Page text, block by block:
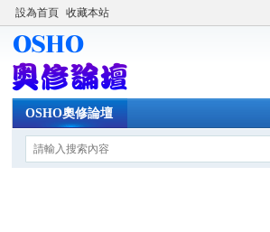
設為首頁 收藏本站
OSHO奧修論壇